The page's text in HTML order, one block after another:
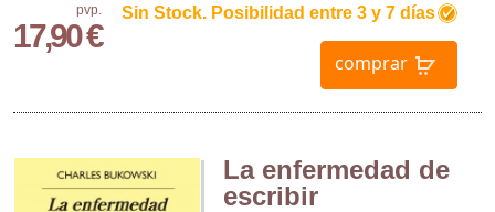
pvp.
17,90 €
Sin Stock. Posibilidad entre 3 y 7 días
comprar
La enfermedad de
escribir